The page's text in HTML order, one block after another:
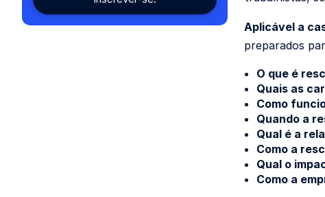
Aplicável a
preparados
O que é
Quais as
Como
Quando a
Qual é a
Como a
Qual o
Como a